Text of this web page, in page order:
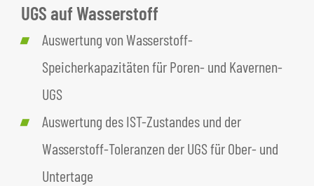
UGS auf Wasserstoff
Auswertung von Wasserstoff-
Speicherkapazitäten für Poren- und Kavernen-
UGS
Auswertung des IST-Zustandes und der
Wasserstoff-Toleranzen der UGS für Ober- und
Untertage